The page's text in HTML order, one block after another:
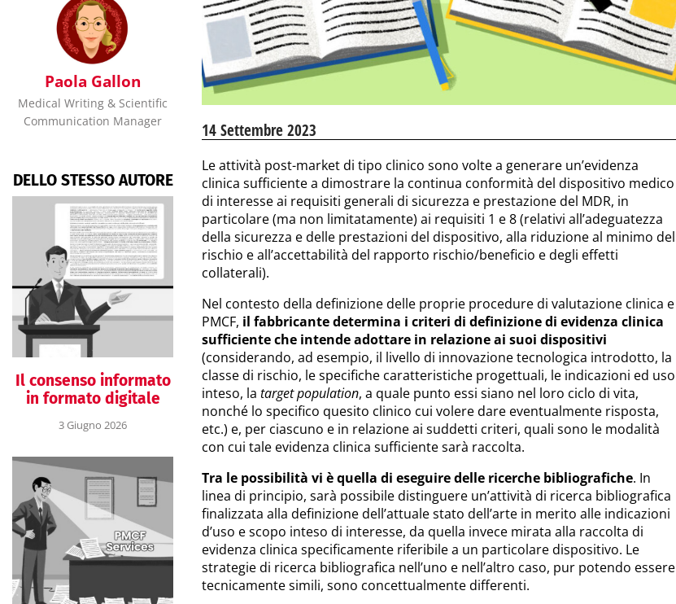
Paola Gallon
Medical Writing & Scientific
Communication Manager
DELLO STESSO AUTORE
Il consenso informato
in formato digitale
3 Giugno 2026
14 Settembre 2023
Le attività post-market di tipo clinico sono volte a generare un’evidenza
clinica sufficiente a dimostrare la continua conformità del dispositivo medico
di interesse ai requisiti generali di sicurezza e prestazione del MDR, in
particolare (ma non limitatamente) ai requisiti 1 e 8 (relativi all’adeguatezza
della sicurezza e delle prestazioni del dispositivo, alla riduzione al minimo del
rischio e all’accettabilità del rapporto rischio/beneficio e degli effetti
collaterali).
Nel contesto della definizione delle proprie procedure di valutazione clinica e
PMCF, il fabbricante determina i criteri di definizione di evidenza clinica
sufficiente che intende adottare in relazione ai suoi dispositivi
(considerando, ad esempio, il livello di innovazione tecnologica introdotto, la
classe di rischio, le specifiche caratteristiche progettuali, le indicazioni ed uso
inteso, la target population, a quale punto essi siano nel loro ciclo di vita,
nonché lo specifico quesito clinico cui volere dare eventualmente risposta,
etc.) e, per ciascuno e in relazione ai suddetti criteri, quali sono le modalità
con cui tale evidenza clinica sufficiente sarà raccolta.
Tra le possibilità vi è quella di eseguire delle ricerche bibliografiche. In
linea di principio, sarà possibile distinguere un’attività di ricerca bibliografica
finalizzata alla definizione dell’attuale stato dell’arte in merito alle indicazioni
d’uso e scopo inteso di interesse, da quella invece mirata alla raccolta di
evidenza clinica specificamente riferibile a un particolare dispositivo. Le
strategie di ricerca bibliografica nell’uno e nell’altro caso, pur potendo essere
tecnicamente simili, sono concettualmente differenti.